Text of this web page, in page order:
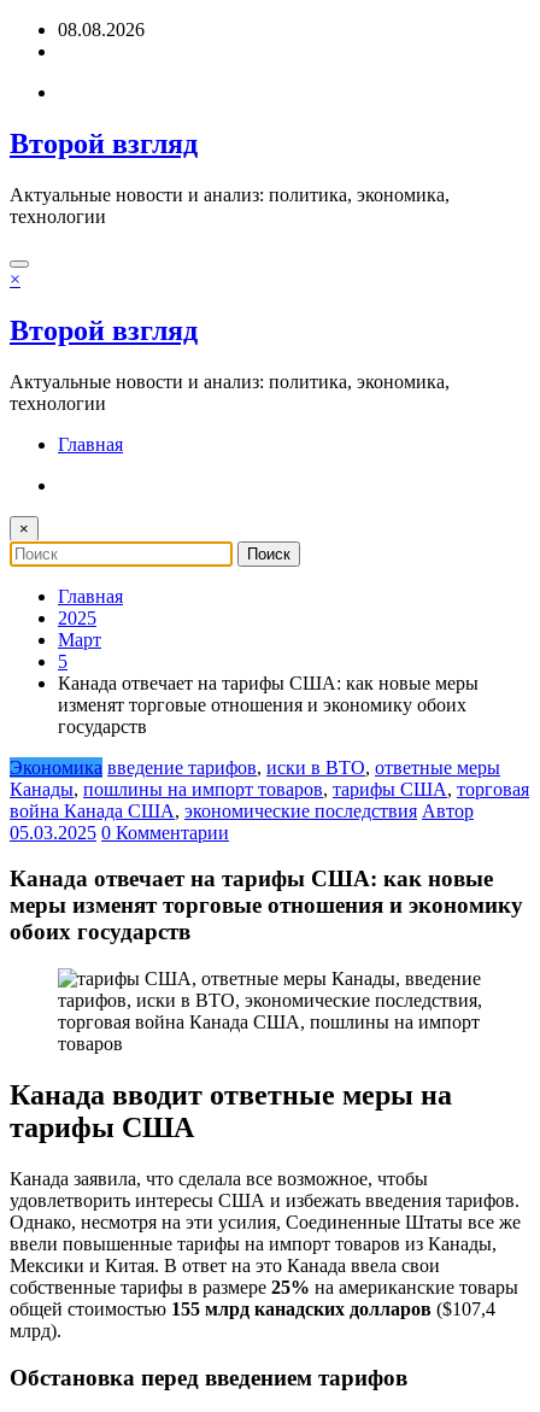
Перейти08.08.2026
Второй взгляд
Актуальные новости и анализ: политика, экономика,
технологии
×
Второй взгляд
Актуальные новости и анализ: политика, экономика,
технологии
Главная
×
Главная
2025
Март
5
Канада отвечает на тарифы США: как новые меры
изменят торговые отношения и экономику обоих
государств
Экономика введение тарифов, иски в ВТО, ответные меры
Канады, пошлины на импорт товаров, тарифы США, торговая
война Канада США, экономические последствия Автор
05.03.2025 0 Комментарии
Канада отвечает на тарифы США: как новые
меры изменят торговые отношения и экономику
обоих государств
Канада вводит ответные меры на
тарифы США
Канада заявила, что сделала все возможное, чтобы
удовлетворить интересы США и избежать введения тарифов.
Однако, несмотря на эти усилия, Соединенные Штаты все же
ввели повышенные тарифы на импорт товаров из Канады,
Мексики и Китая. В ответ на это Канада ввела свои
собственные тарифы в размере 25% на американские товары
общей стоимостью 155 млрд канадских долларов ($107,4
млрд).
Обстановка перед введением тарифов